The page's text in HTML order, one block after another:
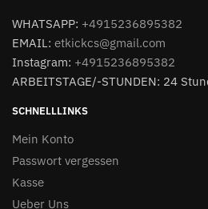
WHATSAPP: +4915236895382
EMAIL: etkickcs@gmail.com
Instagram: +4915236895382
ARBEITSTAGE/-STUNDEN: 24
SCHNELLLINKS
Mein Konto
Passwort vergessen
Kasse
Ueber Uns